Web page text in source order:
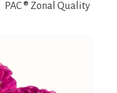
PAC ® Zonal Quality